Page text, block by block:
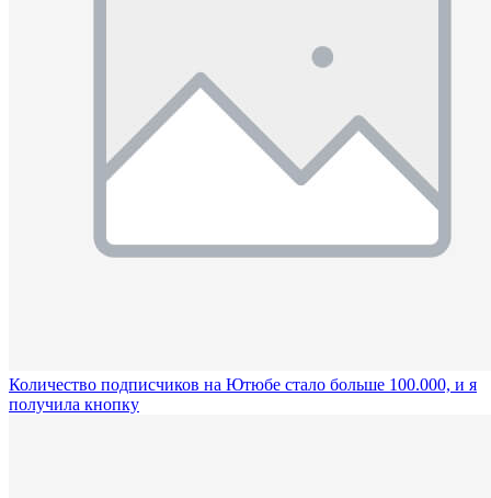
Количество подписчиков на Ютюбе стало больше 100.000, и я
получила кнопку